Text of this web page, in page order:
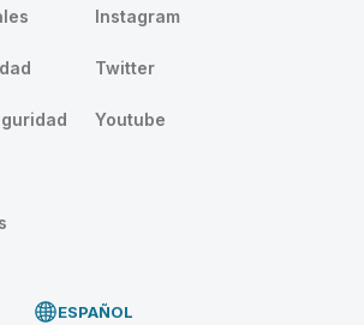
Instagram
Twitter
Youtube
ESPAÑOL